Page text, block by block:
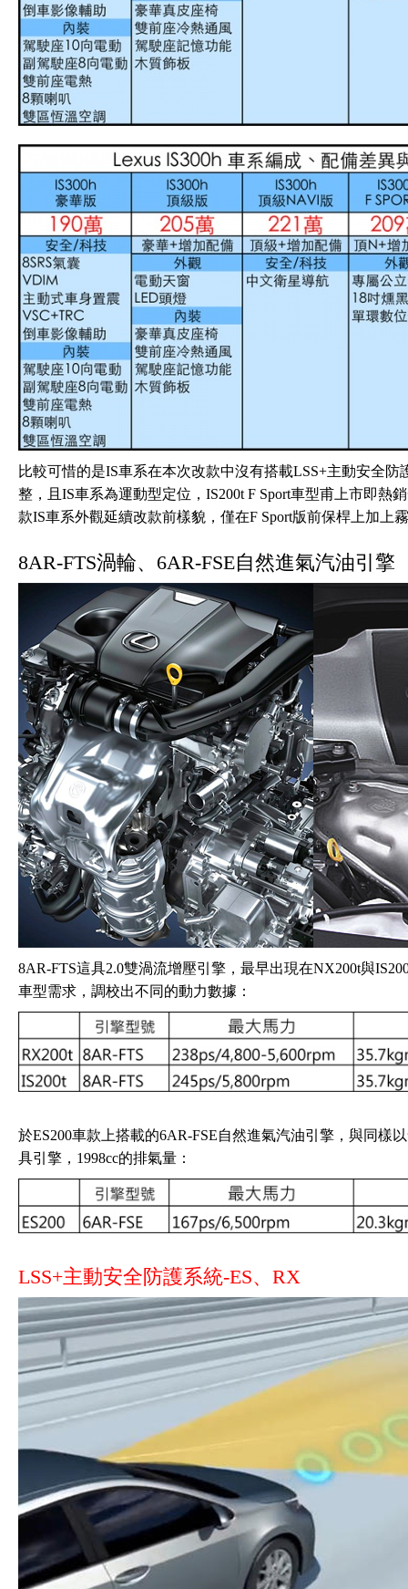
比較可惜的是IS車系在本次改款中沒有搭載LSS+主動安全
整，且IS車系為運動型定位，IS200t F Sport車型甫上市即熱
款IS車系外觀延續改款前樣貌，僅在F Sport版前保桿上加上
8AR-FTS渦輪、6AR-FSE自然進氣汽油引擎
8AR-FTS這具2.0雙渦流增壓引擎，最早出現在NX200t與
車型需求，調校出不同的動力數據：
於ES200車款上搭載的6AR-FSE自然進氣汽油引擎，與同樣
具引擎，1998cc的排氣量：
LSS+主動安全防護系統-ES、RX